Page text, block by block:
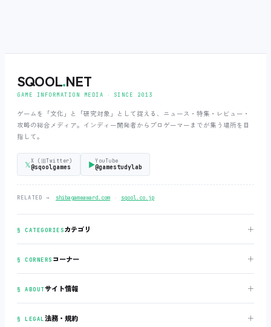
SQOOL.NET
GAME INFORMATION MEDIA ‧ SINCE 2013
ゲームを「文化」と「研究対象」として捉える、ニュース・特集・レビュー・
攻略の総合メディア。インディー開発者からプロゲーマーまでが集う場所を目
指して。
𝕏X (旧Twitter)
@sqoolgames ▶YouTube
@gamestudylab
RELATED → shibagameaward.com ‧ sqool.co.jp
§ CATEGORIESカテゴリ ＋
§ CORNERS コーナー ＋
§ ABOUTサイト情報 ＋
§ LEGAL法務・規約 ＋